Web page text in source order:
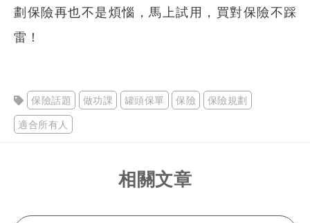
劃保險再也不是煩惱，馬上試用，買對保險不踩
雷！
保險話題 做功課 罐頭保單 保險
保險規劃
適合所有人
相關文章